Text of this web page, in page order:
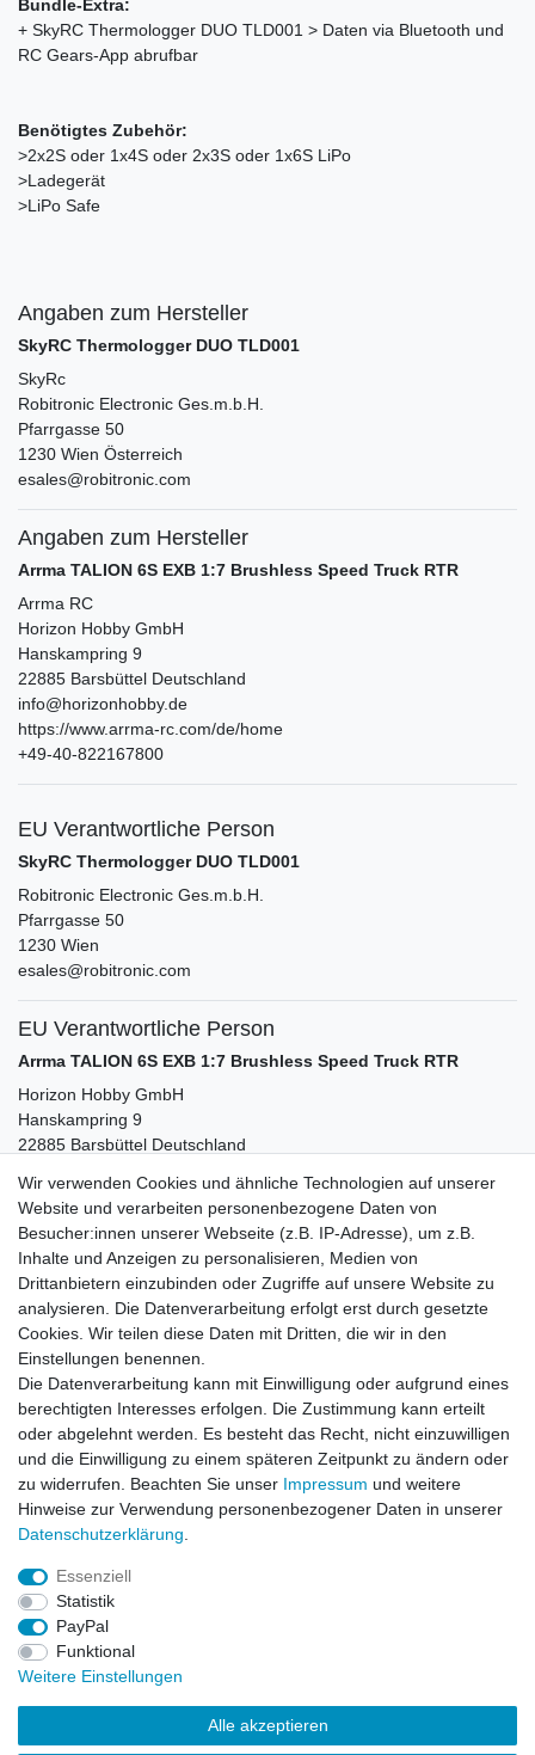
Bundle-Extra:
+ SkyRC Thermologger DUO TLD001 > Daten via Bluetooth und
RC Gears-App abrufbar
Benötigtes Zubehör:
>2x2S oder 1x4S oder 2x3S oder 1x6S LiPo
>Ladegerät
>LiPo Safe
Angaben zum Hersteller
SkyRC Thermologger DUO TLD001
SkyRc
Robitronic Electronic Ges.m.b.H.
Pfarrgasse 50
1230 Wien Österreich
esales@robitronic.com
Angaben zum Hersteller
Arrma TALION 6S EXB 1:7 Brushless Speed Truck RTR
Arrma RC
Horizon Hobby GmbH
Hanskampring 9
22885 Barsbüttel Deutschland
info@horizonhobby.de
https://www.arrma-rc.com/de/home
+49-40-822167800
EU Verantwortliche Person
SkyRC Thermologger DUO TLD001
Robitronic Electronic Ges.m.b.H.
Pfarrgasse 50
1230 Wien
esales@robitronic.com
EU Verantwortliche Person
Arrma TALION 6S EXB 1:7 Brushless Speed Truck RTR
Horizon Hobby GmbH
Hanskampring 9
22885 Barsbüttel Deutschland
+49-40-822167800
Zubehör
-7%
Gens Ace Lader IMARS D300 Plus G-Tech
AC/DC 300W/700W Weiss
129,99 € *
In den Warenkorb
*inkl. ges. MwSt.zzgl.Versandkosten
Impressum
Widerrufs­recht
Wir verwenden Cookies und ähnliche Technologien auf unserer
Website und verarbeiten personenbezogene Daten von
Besucher:innen unserer Webseite (z.B. IP-Adresse), um z.B.
Inhalte und Anzeigen zu personalisieren, Medien von
Drittanbietern einzubinden oder Zugriffe auf unsere Website zu
analysieren. Die Datenverarbeitung erfolgt erst durch gesetzte
Cookies. Wir teilen diese Daten mit Dritten, die wir in den
Einstellungen benennen.
Die Datenverarbeitung kann mit Einwilligung oder aufgrund eines
berechtigten Interesses erfolgen. Die Zustimmung kann erteilt
oder abgelehnt werden. Es besteht das Recht, nicht einzuwilligen
und die Einwilligung zu einem späteren Zeitpunkt zu ändern oder
zu widerrufen. Beachten Sie unser Impressum und weitere
Hinweise zur Verwendung personenbezogener Daten in unserer
Daten­schutz­erklärung
Essenziell
Statistik
PayPal
Funktional
Weitere Einstellungen
Alle akzeptieren